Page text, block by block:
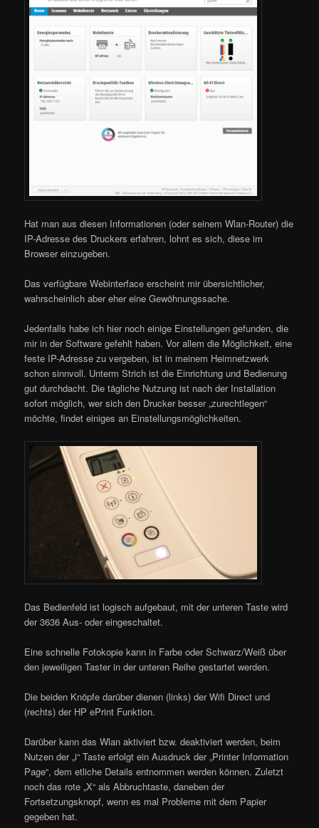
Hat man aus diesen Informationen (oder seinem Wlan-Router) die
IP-Adresse des Druckers erfahren, lohnt es sich, diese im
Browser einzugeben.
Das verfügbare Webinterface erscheint mir übersichtlicher,
wahrscheinlich aber eher eine Gewöhnungssache.
Jedenfalls habe ich hier noch einige Einstellungen gefunden, die
mir in der Software gefehlt haben. Vor allem die Möglichkeit, eine
feste IP-Adresse zu vergeben, ist in meinem Heimnetzwerk
schon sinnvoll. Unterm Strich ist die Einrichtung und Bedienung
gut durchdacht. Die tägliche Nutzung ist nach der Installation
sofort möglich, wer sich den Drucker besser „zurechtlegen“
möchte, findet einiges an Einstellungsmöglichkeiten.
Das Bedienfeld ist logisch aufgebaut, mit der unteren Taste wird
der 3636 Aus- oder eingeschaltet.
Eine schnelle Fotokopie kann in Farbe oder Schwarz/Weiß über
den jeweiligen Taster in der unteren Reihe gestartet werden.
Die beiden Knöpfe darüber dienen (links) der Wifi Direct und
(rechts) der HP ePrint Funktion.
Darüber kann das Wlan aktiviert bzw. deaktiviert werden, beim
Nutzen der „i“ Taste erfolgt ein Ausdruck der „Printer Information
Page“, dem etliche Details entnommen werden können. Zuletzt
noch das rote „X“ als Abbruchtaste, daneben der
Fortsetzungsknopf, wenn es mal Probleme mit dem Papier
gegeben hat.